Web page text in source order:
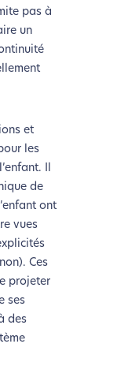
vous
dans le cadre
drastiquement
à votre
son Mode
et vous
de
!
pas à
un
et
les
Il
de
ont
vues
Ces
projeter
ses
des